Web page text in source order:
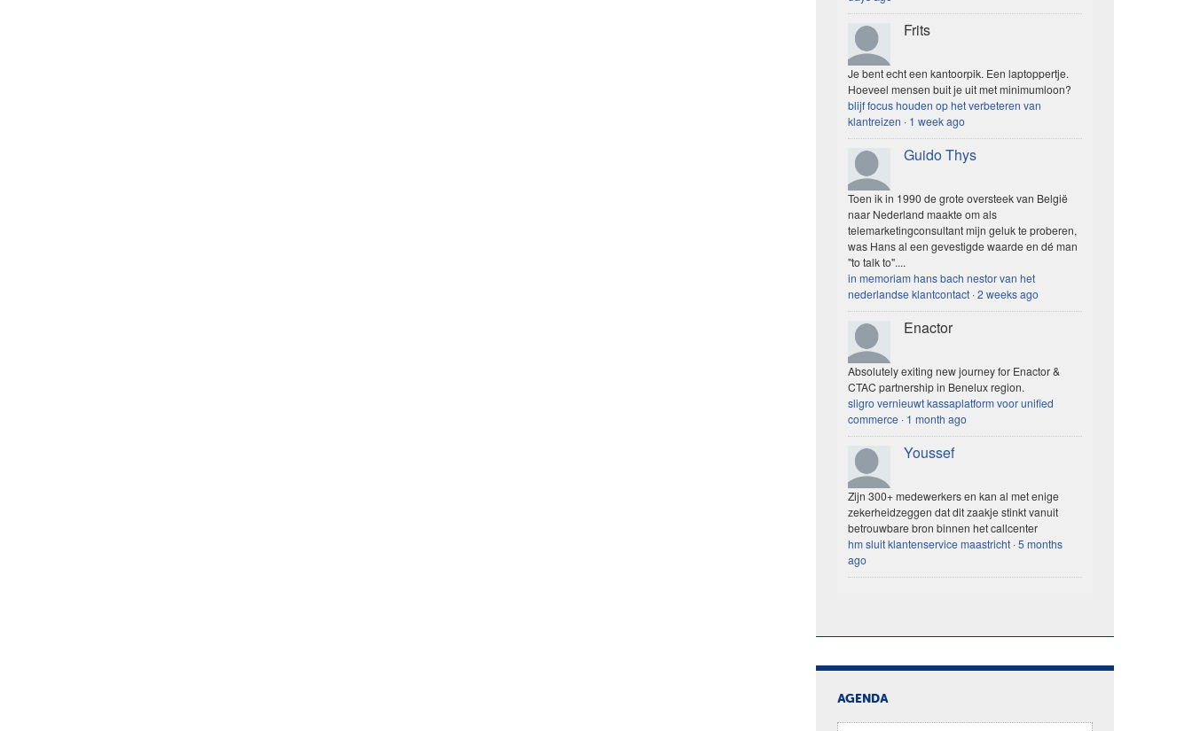
Frits
Je bent echt een kantoorpik. Een laptoppertje.
Hoeveel mensen buit je uit met minimumloon?
blijf focus houden op het verbeteren van
klantreizen · 1 week ago
Guido Thys
Toen ik in 1990 de grote oversteek van België
naar Nederland maakte om als
telemarketingconsultant mijn geluk te proberen,
was Hans al een gevestigde waarde en dé man
"to talk to"....
in memoriam hans bach nestor van het
nederlandse klantcontact ·2 weeks ago
Enactor
Absolutely exiting new journey for Enactor &
CTAC partnership in Benelux region.
sligro vernieuwt kassaplatform voor unified
commerce · 1 month ago
Youssef
Zijn 300+ medewerkers en kan al met enige
zekerheidzeggen dat dit zaakje stinkt vanuit
betrouwbare bron binnen het callcenter
hm sluit klantenservice maastricht ·5 months
ago
AGENDA